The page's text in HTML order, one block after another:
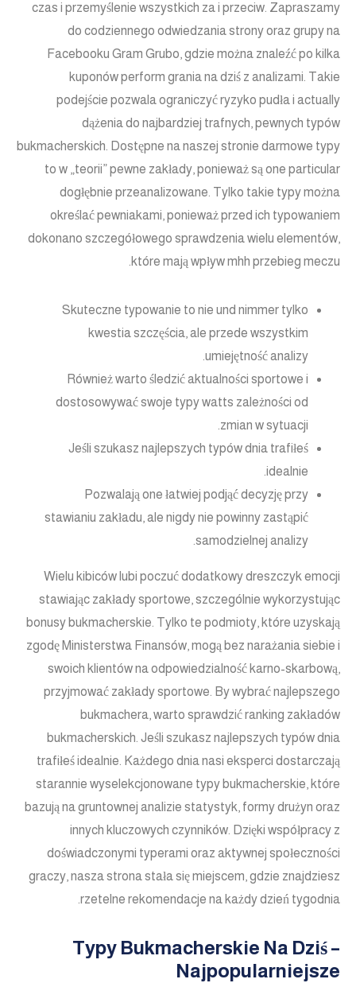
czas i przemyślenie wszystkich za i przeciw. Zapraszamy
do codziennego odwiedzania strony oraz grupy na
Facebooku Gram Grubo, gdzie można znaleźć po kilka
kuponów perform grania na dziś z analizami. Takie
podejście pozwala ograniczyć ryzyko pudła i actually
dążenia do najbardziej trafnych, pewnych typów
bukmacherskich. Dostępne na naszej stronie darmowe typy
to w „teorii” pewne zakłady, ponieważ są one particular
dogłębnie przeanalizowane. Tylko takie typy można
określać pewniakami, ponieważ przed ich typowaniem
dokonano szczegółowego sprawdzenia wielu elementów,
które mają wpływ mhh przebieg meczu.
Skuteczne typowanie to nie und nimmer tylko
kwestia szczęścia, ale przede wszystkim
umiejętność analizy.
Również warto śledzić aktualności sportowe i
dostosowywać swoje typy watts zależności od
zmian w sytuacji.
Jeśli szukasz najlepszych typów dnia trafiłeś
idealnie.
Pozwalają one łatwiej podjąć decyzję przy
stawianiu zakładu, ale nigdy nie powinny zastąpić
samodzielnej analizy.
Wielu kibiców lubi poczuć dodatkowy dreszczyk emocji
stawiając zakłady sportowe, szczególnie wykorzystując
bonusy bukmacherskie. Tylko te podmioty, które uzyskają
zgodę Ministerstwa Finansów, mogą bez narażania siebie i
swoich klientów na odpowiedzialność karno-skarbową,
przyjmować zakłady sportowe. By wybrać najlepszego
bukmachera, warto sprawdzić ranking zakładów
bukmacherskich. Jeśli szukasz najlepszych typów dnia
trafiłeś idealnie. Każdego dnia nasi eksperci dostarczają
starannie wyselekcjonowane typy bukmacherskie, które
bazują na gruntownej analizie statystyk, formy drużyn oraz
innych kluczowych czynników. Dzięki współpracy z
doświadczonymi typerami oraz aktywnej społeczności
graczy, nasza strona stała się miejscem, gdzie znajdziesz
rzetelne rekomendacje na każdy dzień tygodnia.
Typy Bukmacherskie Na Dziś –
Najpopularniejsze